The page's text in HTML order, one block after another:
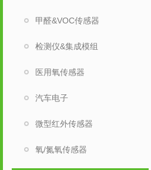
甲醛&VOC传感器
检测仪&集成模组
医用氧传感器
汽车电子
微型红外传感器
氧/氮氧传感器